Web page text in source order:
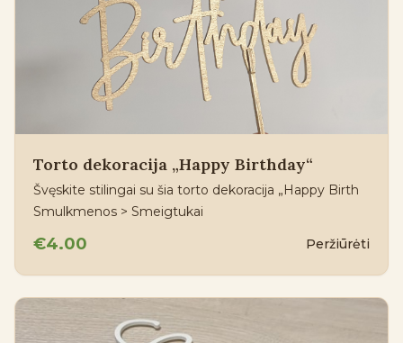
Torto dekoracija „Happy Birthday“
Švęskite stilingai su šia torto dekoracija „Happy Birth
Smulkmenos > Smeigtukai
€4.00 Peržiūrėti